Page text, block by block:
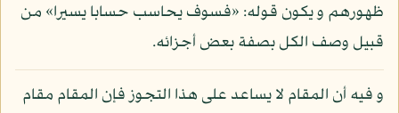
ظهورهم و يكون قوله: «فسوف يحاسب حسابا يسيرا» من
قبيل وصف الكل بصفة بعض أجزائه.
و فيه أن المقام لا يساعد على هذا التجوز فإن المقام مقام